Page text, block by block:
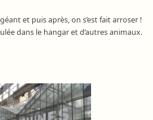
et puis après, on s’est fait arroser !
dans le hangar et d’autres animaux.